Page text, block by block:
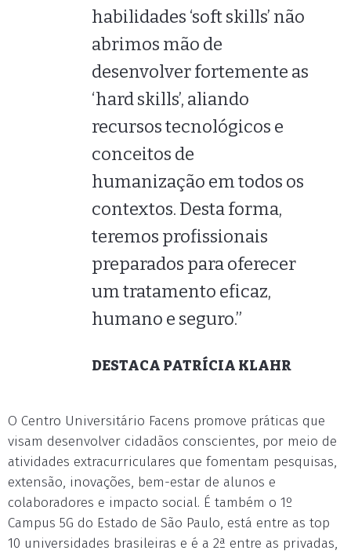
habilidades ‘soft skills’ não
abrimos mão de
desenvolver fortemente as
‘hard skills’, aliando
recursos tecnológicos e
conceitos de
humanização em todos os
contextos. Desta forma,
teremos profissionais
preparados para oferecer
um tratamento eficaz,
humano e seguro.”
DESTACA PATRÍCIA KLAHR
O Centro Universitário Facens promove práticas que
visam desenvolver cidadãos conscientes, por meio de
atividades extracurriculares que fomentam pesquisas,
extensão, inovações, bem-estar de alunos e
colaboradores e impacto social. É também o 1º
Campus 5G do Estado de São Paulo, está entre as top
10 universidades brasileiras e é a 2ª entre as privadas,